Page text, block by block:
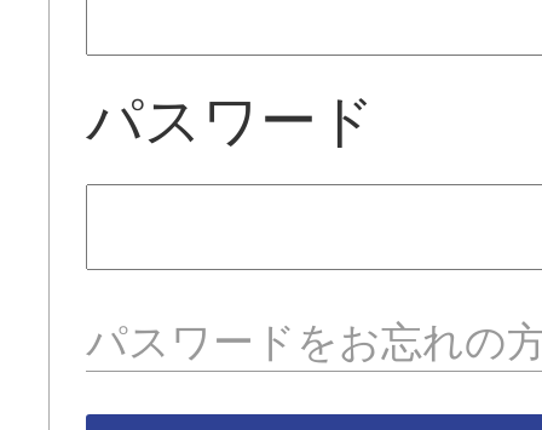
パスワード
パスワードをお忘れの